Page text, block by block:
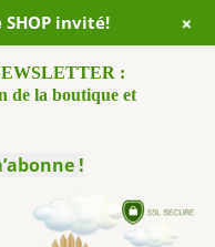
:
de la boutique et
invité! +